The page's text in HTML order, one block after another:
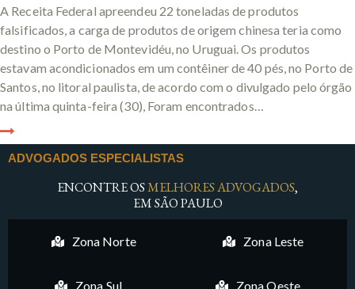
A Receita Federal apreendeu 22 toneladas de produtos
falsificados, a carga de produtos de origem chinesa teria como
destino o Porto de Montevidéu, no Uruguai. Os produtos
estavam acondicionados em um contêiner de 40 pés, no Porto de
Santos, no litoral paulista, de acordo com o divulgado pelo órgão
na última quinta-feira (30), Foram encontrados…
ADVOGADOS ESPECIALISTAS
ENCONTRE OSMELHORES ADVOGADOS,
EM SÃO PAULO
Zona Norte Zona Leste
Zona Sul Zona Oeste